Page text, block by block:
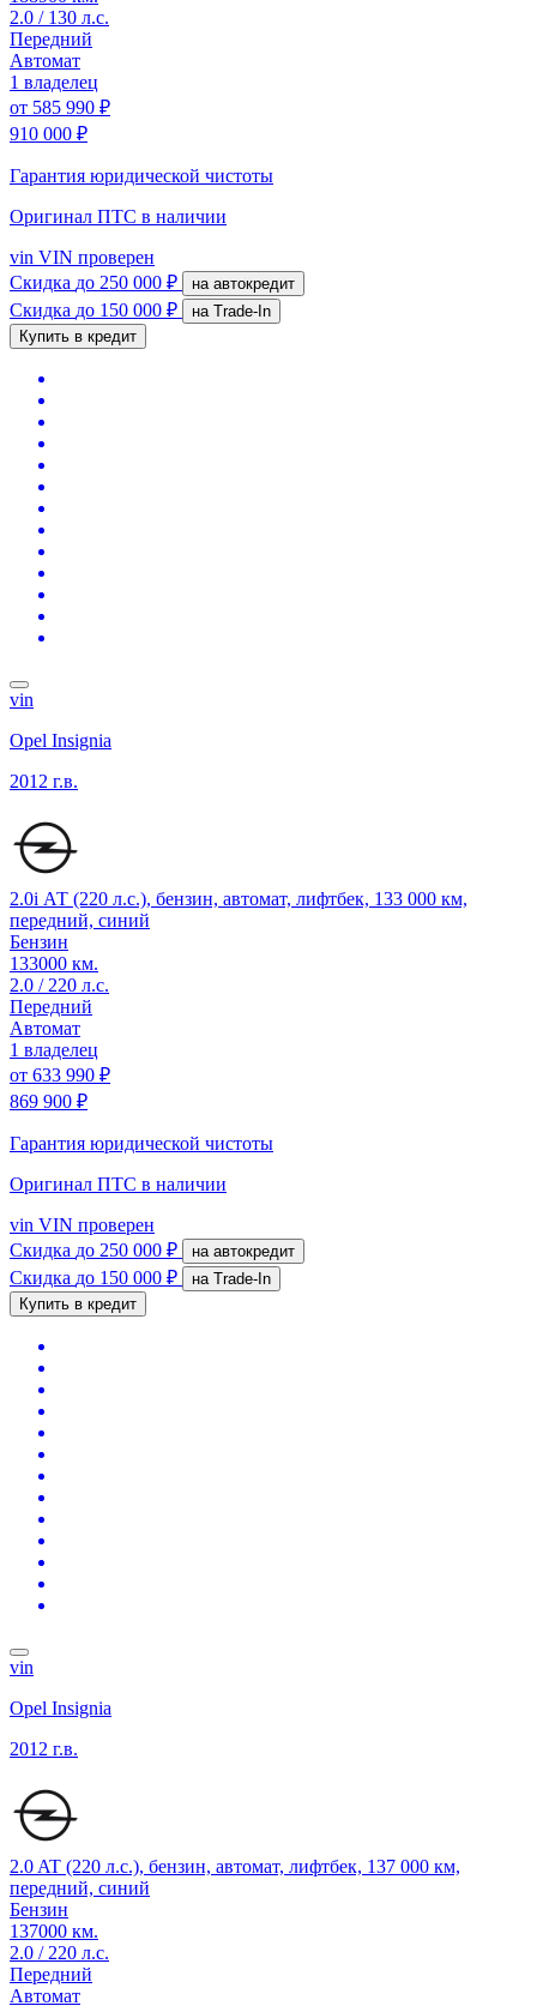
2.0 / 130 л.с.
Передний
Автомат
1 владелец
от 585 990 ₽
910 000 ₽
Гарантия юридической чистоты
Оригинал ПТС в наличии
vin VIN проверен
Скидка до 250 000 ₽ на автокредит
Скидка до 150 000 ₽
на Trade-In
Купить в кредит
vin
Opel Insignia
2012 г.в.
2.0i АТ (220 л.с.), бензин, автомат, лифтбек, 133 000 км,
передний, синий
Бензин
133000 км.
2.0 / 220 л.с.
Передний
Автомат
1 владелец
от 633 990 ₽
869 900 ₽
Гарантия юридической чистоты
Оригинал ПТС в наличии
vin VIN проверен
Скидка до 250 000 ₽ на автокредит
Скидка до 150 000 ₽
на Trade-In
Купить в кредит
vin
Opel Insignia
2012 г.в.
2.0 AT (220 л.с.), бензин, автомат, лифтбек, 137 000 км,
передний, синий
Бензин
137000 км.
2.0 / 220 л.с.
Передний
Автомат